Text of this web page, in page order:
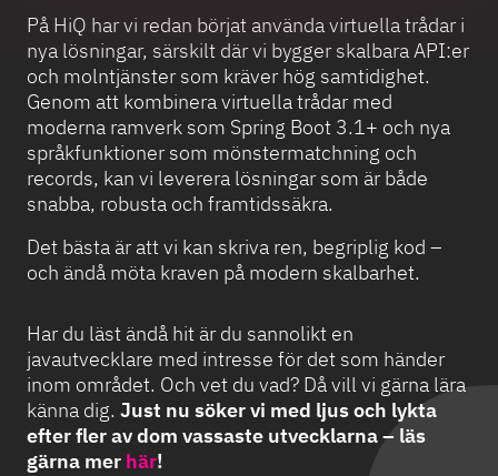
På HiQ har vi redan börjat använda virtuella trådar i
nya lösningar, särskilt där vi bygger skalbara API:er
och molntjänster som kräver hög samtidighet.
Genom att kombinera virtuella trådar med
moderna ramverk som Spring Boot 3.1+ och nya
språkfunktioner som mönstermatchning och
records, kan vi leverera lösningar som är både
snabba, robusta och framtidssäkra.
Det bästa är att vi kan skriva ren, begriplig kod –
och ändå möta kraven på modern skalbarhet.
Har du läst ändå hit är du sannolikt en
javautvecklare med intresse för det som händer
inom området. Och vet du vad? Då vill vi gärna lära
känna dig. Just nu söker vi med ljus och lykta
efter fler av dom vassaste utvecklarna – läs
gärna mer här!